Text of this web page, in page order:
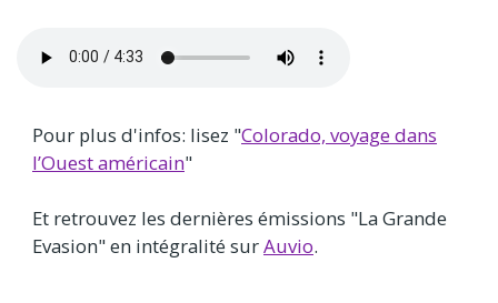
Pour plus d'infos: lisez "Colorado, voyage dans
l’Ouest américain"
Et retrouvez les dernières émissions "La Grande
Evasion" en intégralité surAuvio.